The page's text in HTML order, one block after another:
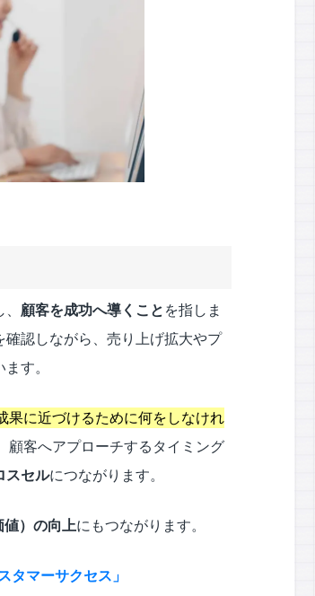
顧客を成功へ導くこと を指しま
認しながら、売り上げ拡大やプ
す。
果に近づけるために何をしなけれ
顧客へアプローチするタイミング
スセルにつながります。
値）の向上にもつながります。
タマーサクセス」